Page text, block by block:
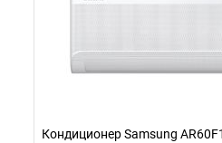
Кондиционер Samsung